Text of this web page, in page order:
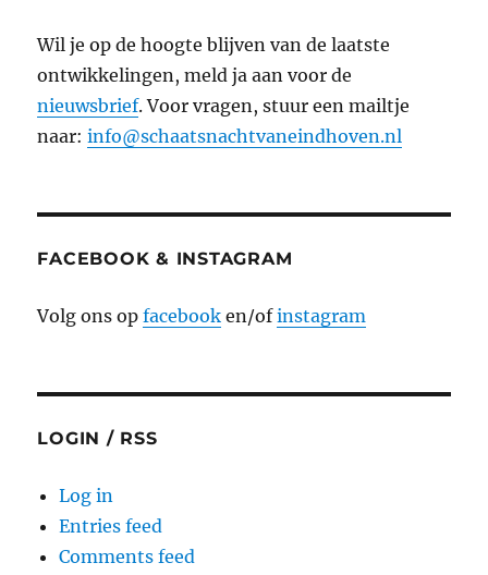
Wil je op de hoogte blijven van de laatste
ontwikkelingen, meld ja aan voor de
nieuwsbrief. Voor vragen, stuur een mailtje
naar:info@schaatsnachtvaneindhoven.nl
FACEBOOK & INSTAGRAM
Volg ons opfacebook en/ofinstagram
LOGIN / RSS
Log in
Entries feed
Comments feed